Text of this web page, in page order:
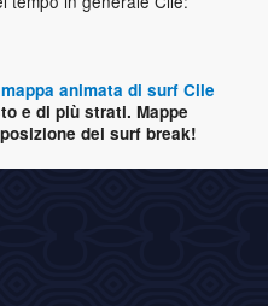
mappa animata di surf Cile
e di più strati. Mappe
dei surf break!